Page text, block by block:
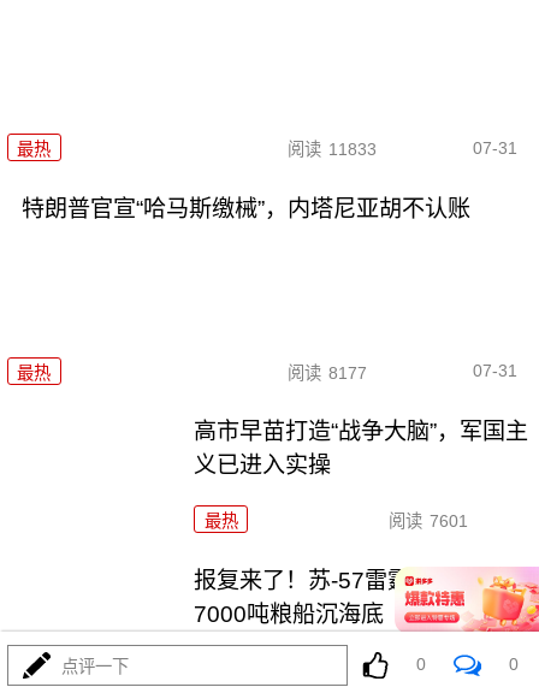
最热 阅读 11833 07-31
特朗普官宣“哈马斯缴械”，内塔尼亚胡不认账
最热 阅读 8177 07-31
高市早苗打造“战争大脑”，军国主
义已进入实操
最热 阅读 7601
报复来了！苏-57雷霆一击，
7000吨粮船沉海底
阅读 25033
点评一下 0 0